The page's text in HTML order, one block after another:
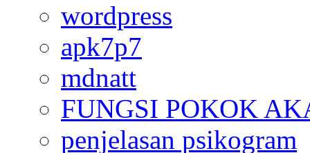
wordpress
apk7p7
mdnatt
FUNGSI POKOK
penjelasan psikogram